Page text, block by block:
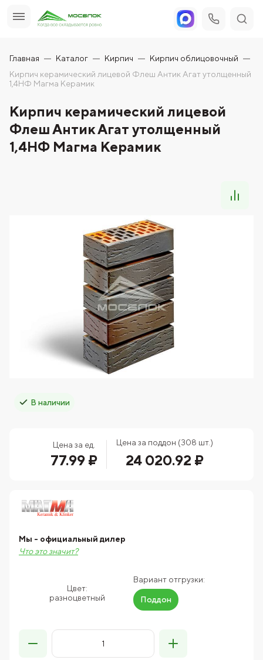
Главная Каталог Кирпич
Кирпич облицовочный
Кирпич керамический лицевой Флеш Антик Агат утолщенный
1,4НФ Магма Керамик
Кирпич керамический лицевой
Флеш Антик Агат утолщенный
1,4НФ Магма Керамик
В наличии
Цена за ед.
77.99 ₽
Цена за поддон (308 шт.)
24 020.92 ₽
Цвет:
разноцветный
Вариант отгрузки:
Поддон
Мы - официальный дилер
Что это значит?